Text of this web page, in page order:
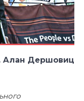
Алан Дершовиц